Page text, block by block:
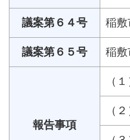
議案第６４号 稲
議案第６５号 稲
報告事項
（
（